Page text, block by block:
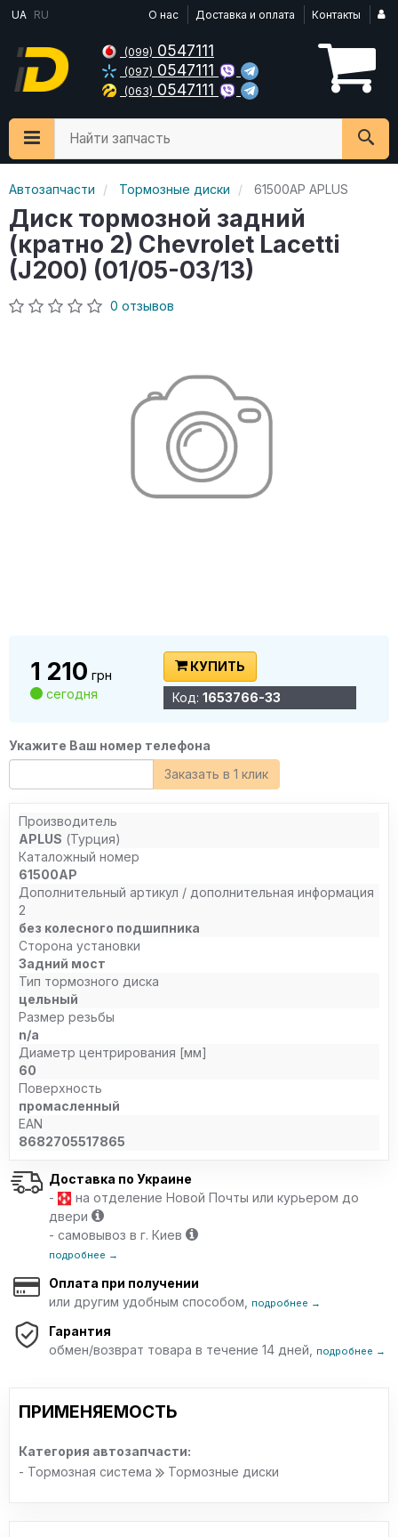
UA RU О нас Доставка и оплата Контакты
(099) 0547111
(097) 0547111
(063) 0547111
Найти запчасть
Автозапчасти Тормозные диски 61500AP APLUS
Диск тормозной задний
(кратно 2) Chevrolet Lacetti
(J200) (01/05-03/13)
0 отзывов
1 210 грн
сегодня
КУПИТЬ
Код: 1653766-33
Укажите Ваш номер телефона
Заказать в 1 клик
Производитель
APLUS (Турция)
Каталожный номер
61500AP
Дополнительный артикул / дополнительная информация
2
без колесного подшипника
Сторона установки
Задний мост
Тип тормозного диска
цельный
Размер резьбы
n/a
Диаметр центрирования [мм]
60
Поверхность
промасленный
EAN
8682705517865
Доставка по Украине
-
на отделение Новой Почты или курьером до
двери
- самовывоз в г. Киев
подробнее →
Оплата при получении
или другим удобным способом,
подробнее →
Гарантия
обмен/возврат товара в течение 14 дней,
подробнее →
ПРИМЕНЯЕМОСТЬ
Категория автозапчасти:
- Тормозная система
Тормозные диски